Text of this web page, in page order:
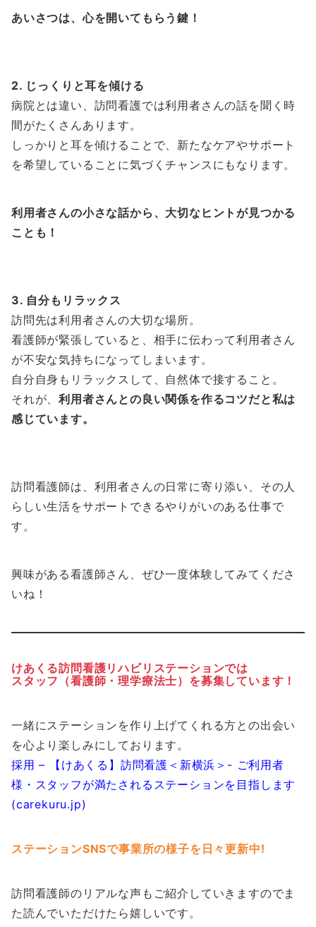
あいさつは、心を開いてもらう鍵！
2. じっくりと耳を傾ける
病院とは違い、訪問看護では利用者さんの話を聞く時
間がたくさんあります。
しっかりと耳を傾けることで、新たなケアやサポート
を希望していることに気づくチャンスにもなります。
利用者さんの小さな話から、大切なヒントが見つかる
ことも！
3. 自分もリラックス
訪問先は利用者さんの大切な場所。
看護師が緊張していると、相手に伝わって利用者さん
が不安な気持ちになってしまいます。
自分自身もリラックスして、自然体で接すること。
それが、利用者さんとの良い関係を作るコツだと私は
感じています。
訪問看護師は、利用者さんの日常に寄り添い、その人
らしい生活をサポートできるやりがいのある仕事で
す。
興味がある看護師さん、ぜひ一度体験してみてくださ
いね！
けあくる訪問看護リハビリステーションでは
スタッフ（看護師・理学療法士）を募集しています！
一緒にステーションを作り上げてくれる方との出会い
を心より楽しみにしております。
採用 – 【けあくる】訪問看護＜新横浜＞- ご利用者
様・スタッフが満たされるステーションを目指します
(carekuru.jp)
ステーションSNSで事業所の様子を日々更新中!
訪問看護師のリアルな声もご紹介していきますのでま
た読んでいただけたら嬉しいです。